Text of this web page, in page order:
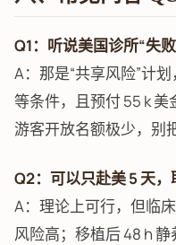
Q1：听说美国诊所“失败
A：那是“共享风险”计
等条件，且预付 55 k
游客开放名额极少，别
Q2：可以只赴美 5 天，
A：理论上可行，但临
风险高；移植后 48 h